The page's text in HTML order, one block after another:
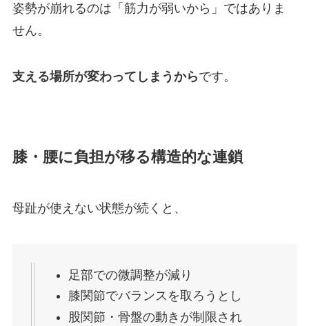
姿勢が崩れるのは「筋力が弱いから」ではありま
せん。
支える場所が変わってしまうからです。
膝・腰に負担が移る構造的な連鎖
母趾が使えない状態が続くと、
足部での微調整が減り
膝関節でバランスを取ろうとし
股関節・骨盤の動きが制限され